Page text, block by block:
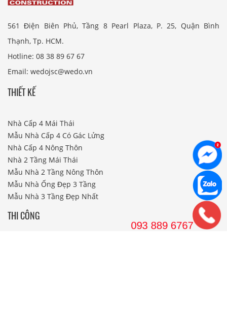
561 Điện Biên Phủ, Tầng 8 Pearl Plaza, P. 25, Quận Bình
Thạnh, Tp. HCM.
Hotline: 08 38 89 67 67
Email: wedojsc@wedo.vn
THIẾT KẾ
Nhà Cấp 4 Mái Thái
Mẫu Nhà Cấp 4 Có Gác Lửng
Nhà Cấp 4 Nông Thôn
Nhà 2 Tầng Mái Thái
Mẫu Nhà 2 Tầng Nông Thôn
Mẫu Nhà Ống Đẹp 3 Tầng
Mẫu Nhà 3 Tầng Đẹp Nhất
THI CÔNG